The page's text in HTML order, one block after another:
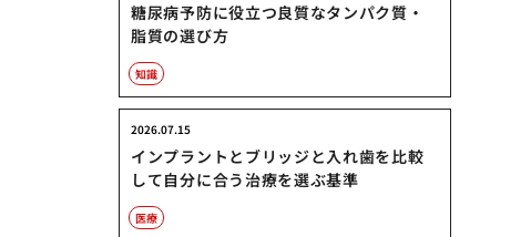
糖尿病予防に役立つ良質なタンパク質・
脂質の選び方
知識
インプラントとブリッジと入れ歯を比較
して自分に合う治療を選ぶ基準
2026.07.15
医療